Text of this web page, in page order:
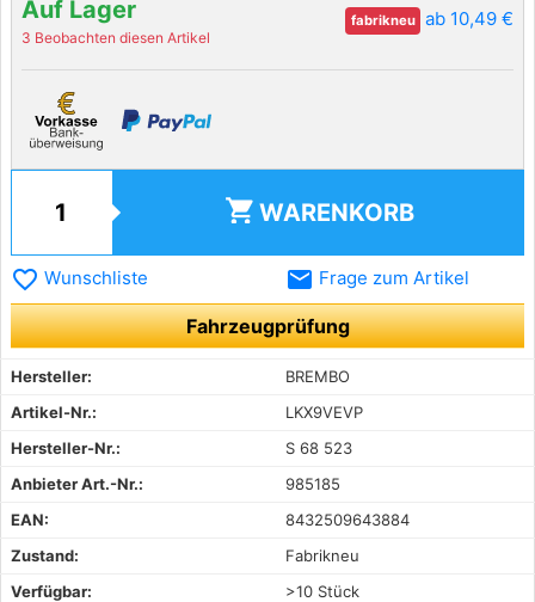
Auf Lager
3 Beobachten diesen Artikel
fabrikneu ab 10,49 €
shopping_cart WARENKORB
favorite_border Wunschliste email Frage zum Artikel
Fahrzeugprüfung
Hersteller:
BREMBO
Artikel-Nr.:
LKX9VEVP
Hersteller-Nr.:
S 68 523
Anbieter Art.-Nr.:
985185
EAN:
8432509643884
Zustand:
Fabrikneu
Verfügbar:
>10 Stück